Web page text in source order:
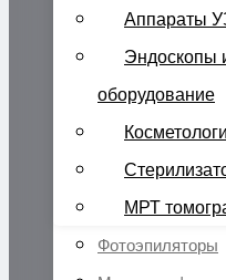
Аппараты
Эндоскопы
оборудование
МРТ
Фотоэпиляторы